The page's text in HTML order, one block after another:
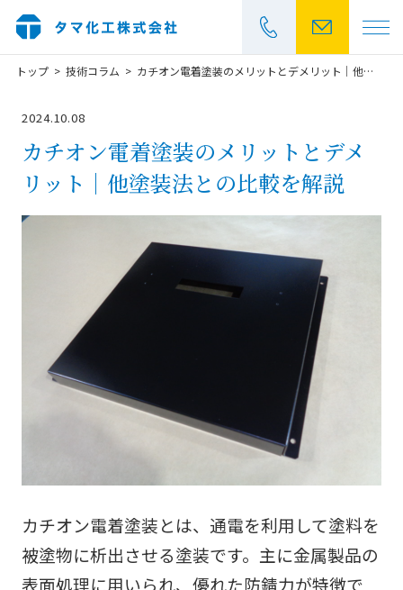
042-531-5461
受付時間：平日 9:00～17:00
カチオン電着塗装とは
大物塗装
製品事例
品質管理
コラム
有資格者一覧
採用情報
トップ > 技術コラム > カチオン電着塗装のメリットとデメリット｜他塗装法との比較を解説
2024.10.08
カチオン電着塗装のメリットとデメ
リット｜他塗装法との比較を解説
カチオン電着塗装とは、通電を利用して塗料を
被塗物に析出させる塗装です。主に金属製品の
表面処理に用いられ、優れた防錆力が特徴で